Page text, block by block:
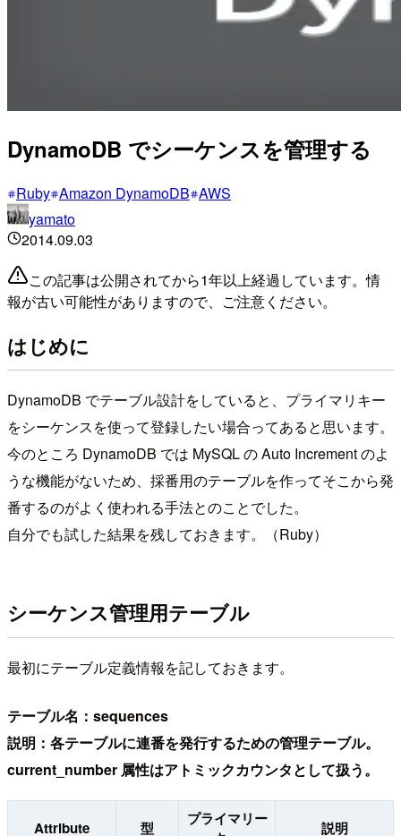
DynamoDB でシーケンスを管理する
Ruby Amazon DynamoDB AWS
yamato
2014.09.03
この記事は公開されてから1年以上経過しています。情
報が古い可能性がありますので、ご注意ください。
はじめに
DynamoDB でテーブル設計をしていると、プライマリキー
をシーケンスを使って登録したい場合ってあると思います。
今のところ DynamoDB では MySQL の Auto Increment のよ
うな機能がないため、採番用のテーブルを作ってそこから発
番するのがよく使われる手法とのことでした。
自分でも試した結果を残しておきます。（Ruby）
シーケンス管理用テーブル
最初にテーブル定義情報を記しておきます。
テーブル名：sequences
説明：各テーブルに連番を発行するための管理テーブル。
current_number 属性はアトミックカウンタとして扱う。
Attribute 型
プライマリー
説明